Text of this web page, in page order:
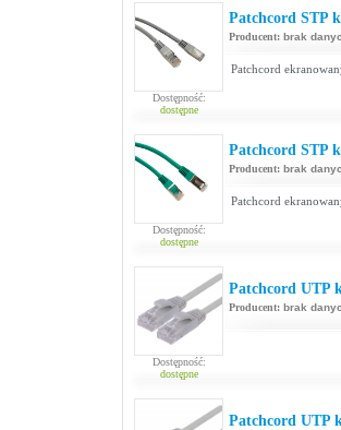
Dostępność:
dostępne
Patchcord STP
Producent: brak
Patchcord
Dostępność:
dostępne
Patchcord STP
Producent: brak
Patchcord
Dostępność:
dostępne
Patchcord UTP
Producent: brak
Patchcord UTP